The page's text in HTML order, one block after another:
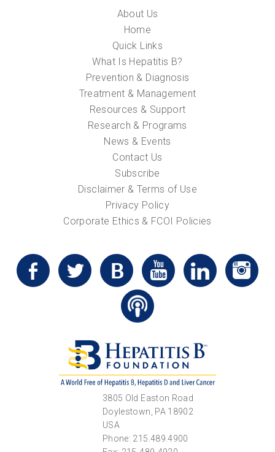
About Us
Home
Quick Links
What Is Hepatitis B?
Prevention & Diagnosis
Treatment & Management
Resources & Support
Research & Programs
News & Events
Contact Us
Subscribe
Disclaimer & Terms of Use
Privacy Policy
Corporate Ethics & FCOI Policies
3805 Old Easton Road
Doylestown, PA 18902
USA
Phone: 215.489.4900